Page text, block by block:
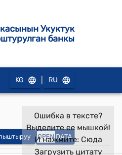
Укуктук
банкы
KG RU
OPEN DATA
Ошибка в тексте?
Выделите ее мышкой!
И нажмите: Сюда
Загрузить цитату